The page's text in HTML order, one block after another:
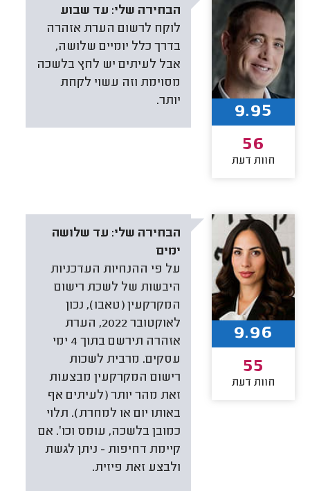
הבחירה שלי: עד שבוע
לוקח לרשום הערת אזהרה
בדרך כלל יומיים שלושה,
אבל לעיתים יש לחץ בלשכה
מסוימת וזה עשוי לקחת
יותר.
9.95
56
חוות דעת
הבחירה שלי: עד שלושה
ימים
על פי ההנחיות העדכניות
היבשות של לשכת רישום
המקרקעין (טאבו), נכון
לאוקטובר 2022, הערת
אזהרה תירשם בתוך 4 ימי
עסקים. מרבית לשכות
רישום המקרקעין מבצעות
זאת מהר יותר (לעיתים אף
באותו יום או למחרת). תלוי
כמובן בלשכה, עומס וכו׳. אם
קיימת דחיפות - ניתן לגשת
ולבצע זאת פיזית.
9.96
55
חוות דעת